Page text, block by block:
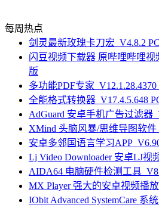
每周热点
剑灵最新玫瑰卡刀宏_V4.8.2
闪豆视频下载器 原哔哩哔哩视
版
多功能PDF专家
全能格式转换器_V17.4.5.648
AdGuard 安卓手机广告过滤器
XMind 头脑风暴/思维导图软件
安卓多邻国语言学习
Lj Video Downloader 安卓LJ视
AIDA64 电脑硬件检测工具
MX Player 强大的安卓视频播
IObit Advanced SystemCare 系